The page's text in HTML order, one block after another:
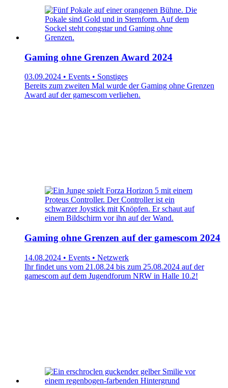
Gaming ohne Grenzen Award 2024
03.09.2024 • Events • Sonstiges
Bereits zum zweiten Mal wurde der Gaming ohne Grenzen
Award auf der gamescom verliehen.
Gaming ohne Grenzen auf der gamescom 2024
14.08.2024 • Events • Netzwerk
Ihr findet uns vom 21.08.24 bis zum 25.08.2024 auf der
gamescom auf dem Jugendforum NRW in Halle 10.2!